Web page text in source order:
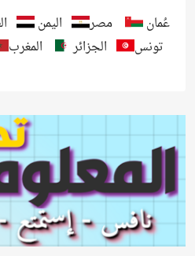
عُمان مصر اليمن
تونس
الجزائر المغرب